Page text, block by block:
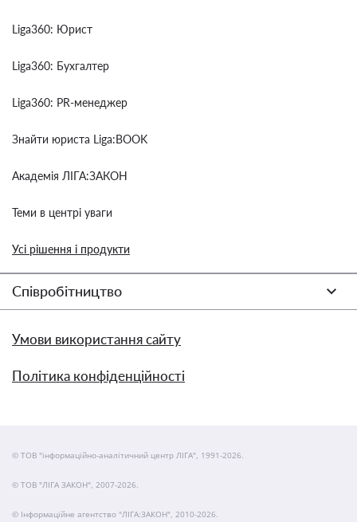
Liga360: Юрист
Liga360: Бухгалтер
Liga360: PR-менеджер
Знайти юриста Liga:BOOK
Академія ЛІГА:ЗАКОН
Теми в центрі уваги
Усі рішення і продукти
Співробітництво
Умови використання сайту
Політика конфіденційності
© ТОВ "інформаційно-аналітичний центр ЛІГА", 1991-2026.
© ТОВ "ЛІГА ЗАКОН", 2007-2026.
© Інформаційне агентство "ЛІГА:ЗАКОН", 2010-2026.